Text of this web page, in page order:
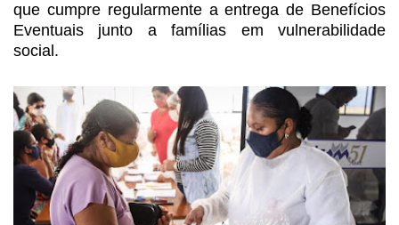
que cumpreregularmente a entrega de Benefícios
Eventuais junto a famílias em vulnerabilidade
social.